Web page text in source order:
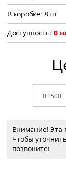
В коробке: 8шт
Доступность: В
Внимание! Эта
Чтобы
позвоните!